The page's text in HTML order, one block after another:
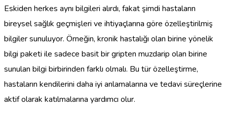
Eskiden herkes aynı bilgileri alırdı, fakat şimdi hastaların
bireysel sağlık geçmişleri ve ihtiyaçlarına göre özelleştirilmiş
bilgiler sunuluyor. Örneğin, kronik hastalığı olan birine yönelik
bilgi paketi ile sadece basit bir gripten muzdarip olan birine
sunulan bilgi birbirinden farklı olmalı. Bu tür özelleştirme,
hastaların kendilerini daha iyi anlamalarına ve tedavi süreçlerine
aktif olarak katılmalarına yardımcı olur.